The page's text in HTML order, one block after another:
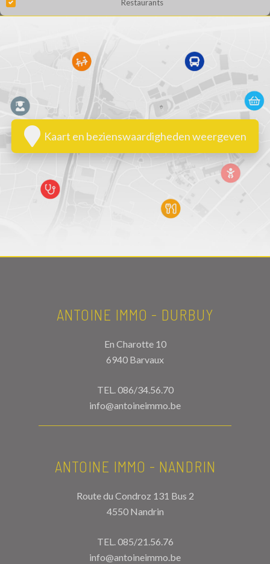
Restaurants
Kaart en bezienswaardigheden weergeven
ANTOINE IMMO - DURBUY
En Charotte 10
6940 Barvaux
TEL.086/34.56.70
info@antoineimmo.be
ANTOINE IMMO - NANDRIN
Route du Condroz 131 Bus 2
4550 Nandrin
TEL.085/21.56.76
info@antoineimmo.be